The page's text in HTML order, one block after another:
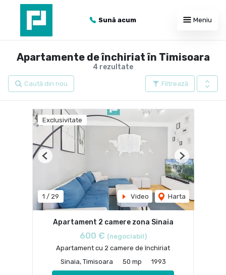
Sună acum Meniu
4 rezultate
Apartamente de închiriat în Timisoara
Filtrează
Caută din nou
Exclusivitate
1 / 29 Video Harta
Previous Next
Apartament 2 camere zona Sinaia
600 € (negociabil)
Apartament cu 2 camere de închiriat
Sinaia, Timisoara
50 mp 1993